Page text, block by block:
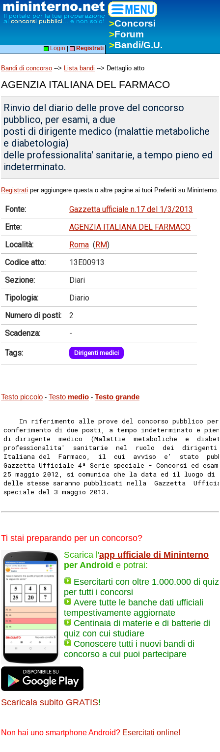
>Concorsi
>Forum
>Bandi/G.U.
Login Registrati
Bandi di concorso --> Lista bandi --> Dettaglio atto
AGENZIA ITALIANA DEL FARMACO
Rinvio del diario delle prove del concorso
pubblico, per esami, a due
posti di dirigente medico (malattie metaboliche
e diabetologia)
delle professionalita' sanitarie, a tempo pieno ed
indeterminato.
Registrati per aggiungere questa o altre pagine ai tuoi Preferiti su Mininterno.
Fonte:
Gazzetta ufficiale n.17 del 1/3/2013
Ente:
AGENZIA ITALIANA DEL FARMACO
Località:
Roma (RM)
Codice atto:
13E00913
Sezione:
Diari
Tipologia:
Diario
Numero di posti:
2
Scadenza:
-
Tags: Dirigenti medici
Testo piccolo - Testo medio - Testo grande
In riferimento alle prove del concorso pubblico
conferimento di due posti, a tempo indeterminato e
di dirigente  medico  (Malattie  metaboliche  e
professionalita'  sanitarie  nel  ruolo  dei  dirigenti
Italiana del  Farmaco,  il  cui  avviso  e'  stato
Gazzetta Ufficiale 4ª Serie speciale - Concorsi ed
25 maggio 2012, si comunica che la data ed il luogo
delle stesse saranno pubblicati nella  Gazzetta
speciale del 3 maggio 2013.
Ti stai preparando per un concorso?
Scarica l'app ufficiale di Mininterno
per Android e potrai:
Esercitarti con oltre 1.000.000 di quiz
per tutti i concorsi
Avere tutte le banche dati ufficiali
tempestivamente aggiornate
Centinaia di materie e di batterie di
quiz con cui studiare
Conoscere tutti i nuovi bandi di
concorso a cui puoi partecipare
Scaricala subito GRATIS!
Non hai uno smartphone Android? Esercitati online!